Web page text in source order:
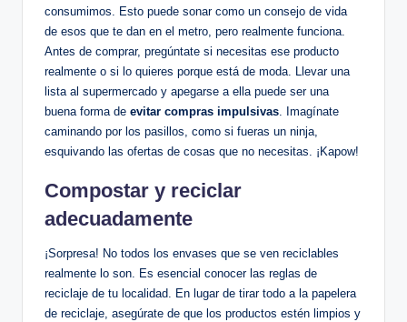
consumimos. Esto puede sonar como un consejo de vida
de esos que te dan en el metro, pero realmente funciona.
Antes de comprar, pregúntate si necesitas ese producto
realmente o si lo quieres porque está de moda. Llevar una
lista al supermercado y apegarse a ella puede ser una
buena forma de evitar compras impulsivas. Imagínate
caminando por los pasillos, como si fueras un ninja,
esquivando las ofertas de cosas que no necesitas. ¡Kapow!
Compostar y reciclar
adecuadamente
¡Sorpresa! No todos los envases que se ven reciclables
realmente lo son. Es esencial conocer las reglas de
reciclaje de tu localidad. En lugar de tirar todo a la papelera
de reciclaje, asegúrate de que los productos estén limpios y